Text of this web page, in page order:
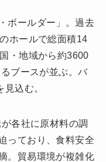
ボールダー」。過去
ホールで総面積14
・地域から約3600
ブースが並ぶ。バ
込む。
各社に原材料の調
っており、食料安全
。貿易環境が複雑化